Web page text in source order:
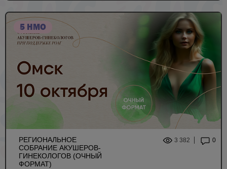
5 НМО
РЕГИОНАЛЬНОЕ
СОБРАНИЕ АКУШЕРОВ-
ГИНЕКОЛОГОВ (ОЧНЫЙ
ФОРМАТ)
3 382 0